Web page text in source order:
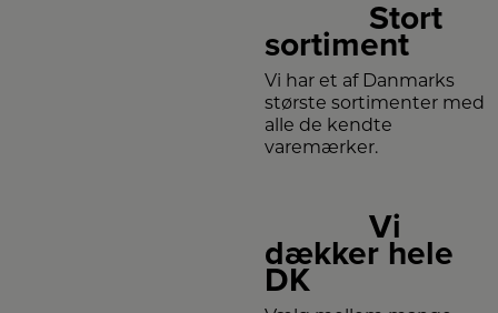
Stort
sortiment
Vi har et af Danmarks
største sortimenter med
alle de kendte
varemærker.
Vi
dækker hele
DK